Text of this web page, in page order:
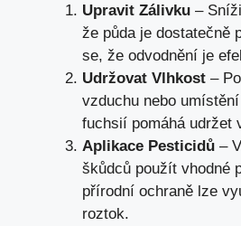
Upravit Zálivku –
že půda je dostatečně
se, že odvodnění je
Udržovat Vlhkost –
vzduchu nebo
fuchsií pomáhá udržet
Aplikace Pesticidů –
škůdců použít vhodné
přírodní ochraně lze
roztok.